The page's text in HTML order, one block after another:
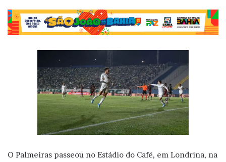
O Palmeiras passeou no Estádio do Café, em Londrina, na